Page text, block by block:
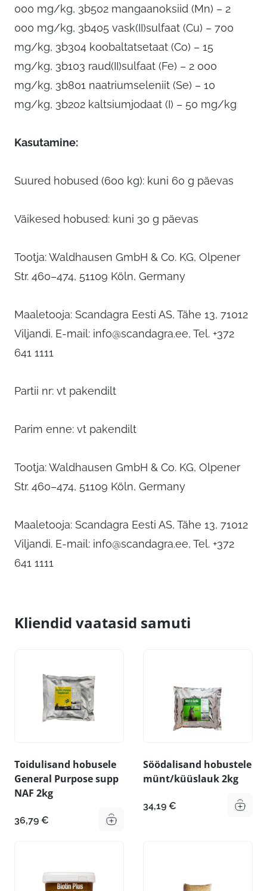
000 mg/kg, 3b502 mangaanoksiid (Mn) – 2
000 mg/kg, 3b405 vask(II)sulfaat (Cu) – 700
mg/kg, 3b304 koobaltatsetaat (Co) – 15
mg/kg, 3b103 raud(II)sulfaat (Fe) – 2 000
mg/kg, 3b801 naatriumseleniit (Se) – 10
mg/kg, 3b202 kaltsiumjodaat (I) – 50 mg/kg
Kasutamine:
Suured hobused (600 kg): kuni 60 g päevas
Väikesed hobused: kuni 30 g päevas
Tootja: Waldhausen GmbH & Co. KG, Olpener
Str. 460–474, 51109 Köln, Germany
Maaletooja: Scandagra Eesti AS, Tähe 13, 71012
Viljandi. E-mail: info@scandagra.ee, Tel. +372
641 1111
Partii nr: vt pakendilt
Parim enne: vt pakendilt
Tootja: Waldhausen GmbH & Co. KG, Olpener
Str. 460–474, 51109 Köln, Germany
Maaletooja: Scandagra Eesti AS, Tähe 13, 71012
Viljandi. E-mail: info@scandagra.ee, Tel. +372
641 1111
Kliendid vaatasid samuti
Toidulisand hobusele
General Purpose supp
NAF 2kg
36,79 €
Söödalisand hobustele
münt/küüslauk 2kg
34,19 €